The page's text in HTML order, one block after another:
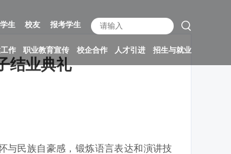
报考学生
校友
生
招生与就业
人才引进
校企合作
职业教育宣传
作
结业典礼
与民族自豪感，锻炼语言表达和演讲技